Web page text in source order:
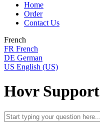
Home
Order
Contact Us
French
FR French
DE German
US English (US)
Hovr Support